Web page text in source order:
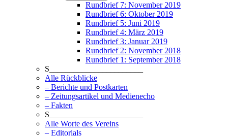
Rundbrief 7: November 2019
Rundbrief 6: Oktober 2019
Rundbrief 5: Juni 2019
Rundbrief 4: März 2019
Rundbrief 3: Januar 2019
Rundbrief 2: November 2018
Rundbrief 1: September 2018
S_______________________
Alle Rückblicke
– Berichte und Postkarten
– Zeitungsartikel und Medienecho
– Fakten
S_______________________
Alle Worte des Vereins
– Editorials